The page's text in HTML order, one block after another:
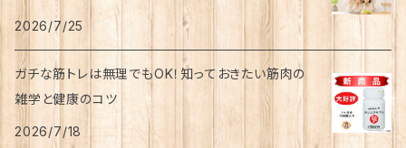
不眠
赤龍セット
白龍セット
黒龍セット
2026/7/25
ガチな筋トレは無理でもOK！知っておきたい筋肉の
雑学と健康のコツ
2026/7/18